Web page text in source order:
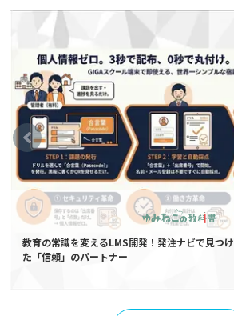
教育の常識を変えるLMS開発！発注ナビで見つけ
た「信頼」のパートナー